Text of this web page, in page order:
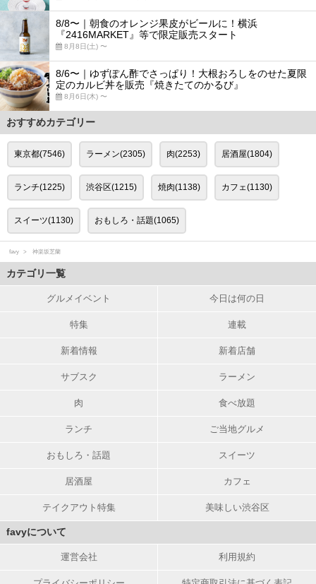
8/8〜｜朝食のオレンジ果皮がビールに！横浜
『2416MARKET』等で限定販売スタート
8月8日(土) 〜
8/6〜｜ゆずぽん酢でさっぱり！大根おろしをのせた夏限
定のカルビ丼を販売『焼きたてのかるび』
8月6日(木) 〜
おすすめカテゴリー
東京都(7546) ラーメン(2305) 肉(2253) 居酒屋(1804)
ランチ(1225) 渋谷区(1215) 焼肉(1138) カフェ(1130)
スイーツ(1130) おもしろ・話題(1065)
favy 神楽坂芝蘭
カテゴリ一覧
グルメイベント 今日は何の日
特集 連載
新着情報 新着店舗
サブスク ラーメン
肉 食べ放題
ランチ ご当地グルメ
おもしろ・話題 スイーツ
居酒屋 カフェ
テイクアウト特集 美味しい渋谷区
favyについて
運営会社 利用規約